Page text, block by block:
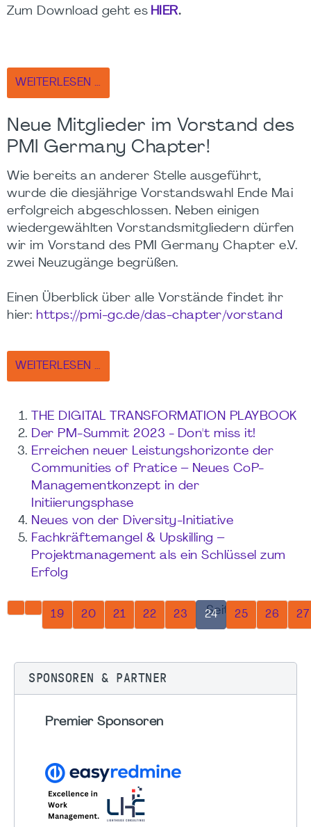
Zum Download geht es HIER.
WEITERLESEN …
Neue Mitglieder im Vorstand des
PMI Germany Chapter!
Wie bereits an anderer Stelle ausgeführt,
wurde die diesjährige Vorstandswahl Ende Mai
erfolgreich abgeschlossen. Neben einigen
wiedergewählten Vorstandsmitgliedern dürfen
wir im Vorstand des PMI Germany Chapter e.V.
zwei Neuzugänge begrüßen.
Einen Überblick über alle Vorstände findet ihr
hier: https://pmi-gc.de/das-chapter/vorstand
WEITERLESEN …
THE DIGITAL TRANSFORMATION PLAYBOOK
Der PM-Summit 2023 - Don't miss it!
Erreichen neuer Leistungshorizonte der
Communities of Pratice – Neues CoP-
Managementkonzept in der
Initiierungsphase
Neues von der Diversity-Initiative
Fachkräftemangel & Upskilling –
Projektmanagement als ein Schlüssel zum
Erfolg
Seite 24 von 37
19 20 21 22 23 24 25 26 27
SPONSOREN & PARTNER
Premier Sponsoren